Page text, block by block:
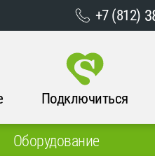
+7 (812)
Подключиться
Оборудование